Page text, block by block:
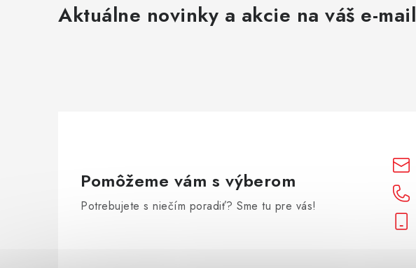
Aktuálne novinky a akcie na váš e-mail
Pomôžeme vám s výberom
Potrebujete s niečím poradiť? Sme tu pre vás!